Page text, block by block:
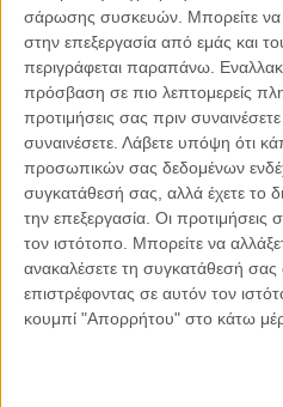
σάρωσης συσκευών. Μπορείτε να
στην επεξεργασία από εμάς και
περιγράφεται παραπάνω.
πρόσβαση σε πιο λεπτομερείς
προτιμήσεις σας πριν
συναινέσετε. Λάβετε υπόψη ότι
προσωπικών σας δεδομένων
συγκατάθεσή σας, αλλά έχετε το
την επεξεργασία. Οι προτιμήσεις
τον ιστότοπο. Μπορείτε να
ανακαλέσετε τη συγκατάθεσή
επιστρέφοντας σε αυτόν τον
κουμπί "Απορρήτου" στο κάτω
Αντώνιος
Τέμπη: Η
μιας
Γιάννης
στο Propago